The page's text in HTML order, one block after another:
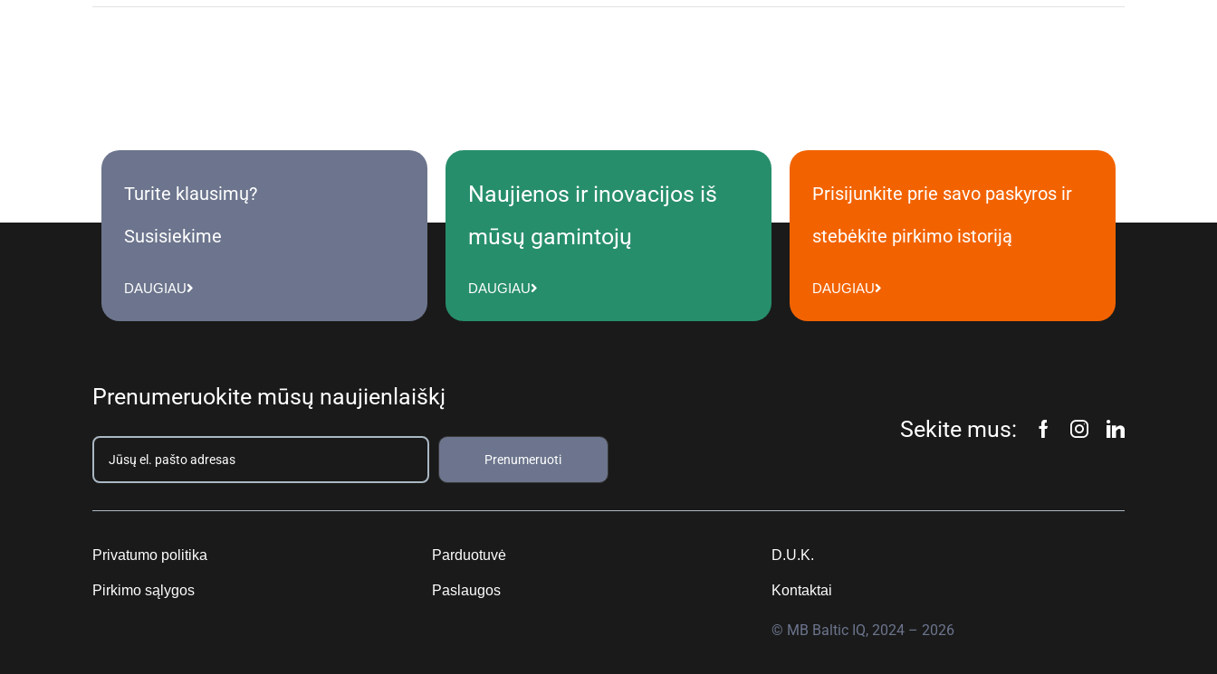
Turite klausimų?
Susisiekime
DAUGIAU
Naujienos ir inovacijos iš
mūsų gamintojų
DAUGIAU
Prisijunkite prie savo paskyros ir
stebėkite pirkimo istoriją
DAUGIAU
Prenumeruokite mūsų naujienlaiškį
Prenumeruoti
Sekite mus:
Privatumo politika
Pirkimo sąlygos
Parduotuvė
Paslaugos
D.U.K.
Kontaktai
© MB Baltic IQ, 2024 – 2026